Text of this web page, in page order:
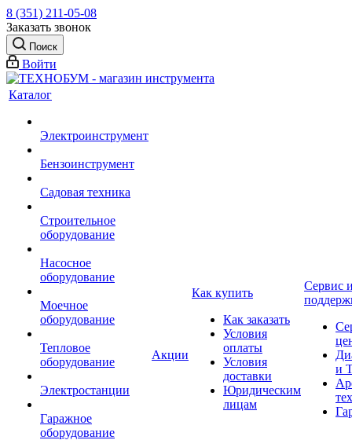
8 (351) 211-05-08
Заказать звонок
Поиск
Войти
Каталог
Электроинструмент
Бензоинструмент
Садовая техника
Строительное
оборудование
Насосное
оборудование
Моечное
оборудование
Тепловое
оборудование
Электростанции
Гаражное
оборудование
Акции
Как купить
Как заказать
Условия
оплаты
Условия
доставки
Юридическим
лицам
Сервис
и